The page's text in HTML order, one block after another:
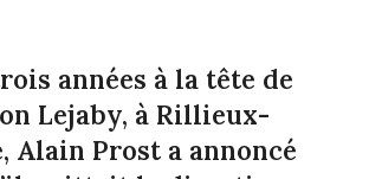
années à la tête de
Lejaby, à Rillieux-
Alain Prost a annoncé